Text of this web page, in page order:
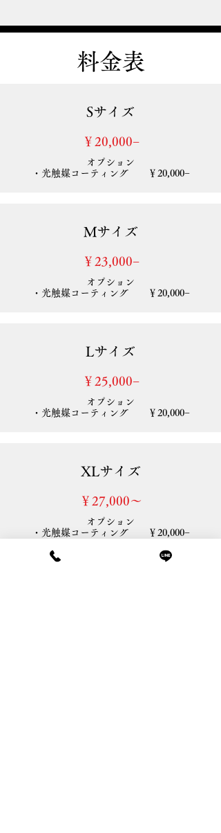
料金表
Sサイズ
​￥20,000−
オプション
・光触媒コーティング ￥20,000−
Mサイズ
​￥23,000−
オプション
・光触媒コーティング ￥20,000−
Lサイズ
​￥25,000−
オプション
・光触媒コーティング ￥20,000−
XLサイズ
​￥27,000〜
オプション
・光触媒コーティング ￥20,000−